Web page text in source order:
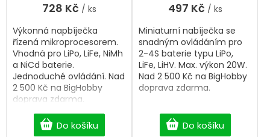
728 Kč / ks
Do košíku
Výkonná napbíječka
řízená mikroprocesorem.
Vhodná pro LiPo, LiFe, NiMh
a NiCd baterie.
Jednoduché ovládání. Nad
2 500 Kč na BigHobby
doprava zdarma.
497 Kč / ks
Do košíku
Miniaturní nabíječka se
snadným ovládáním pro
2-4S baterie typu LiPo,
LiFe, LiHV. Max. výkon 20W.
Nad 2 500 Kč na BigHobby
doprava zdarma.